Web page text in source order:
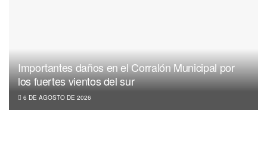
Importantes daños en el Corralón Municipal por
los fuertes vientos del sur
6 DE AGOSTO DE 2026